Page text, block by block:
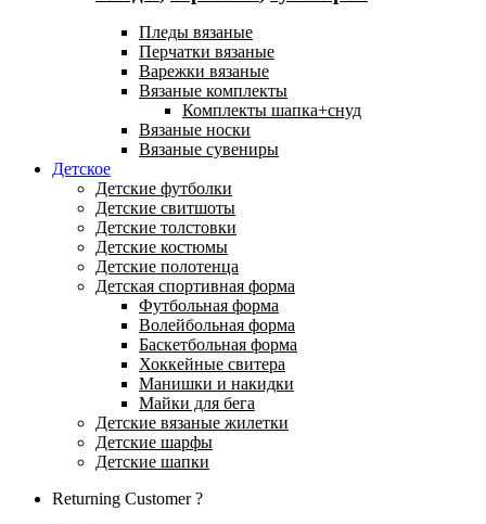
Пледы вязаные
Перчатки вязаные
Варежки вязаные
Вязаные комплекты
Комплекты шапка+снуд
Вязаные носки
Вязаные сувениры
Детское
Детские футболки
Детские свитшоты
Детские толстовки
Детские костюмы
Детские полотенца
Детская спортивная форма
Футбольная форма
Волейбольная форма
Баскетбольная форма
Хоккейные свитера
Манишки и накидки
Майки для бега
Детские вязаные жилетки
Детские шарфы
Детские шапки
Returning Customer ?